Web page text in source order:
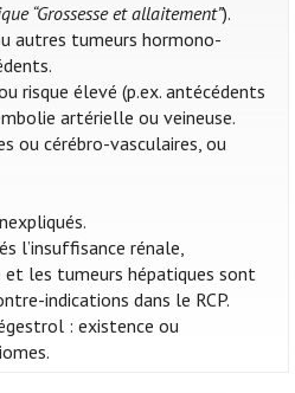
“Grossesse et allaitement”).
autres tumeurs hormono-
risque élevé (p.ex. antécédents
artérielle ou veineuse.
ou cérébro-vasculaires, ou
l’insuffisance rénale,
et les tumeurs hépatiques sont
indications dans le RCP.
: existence ou